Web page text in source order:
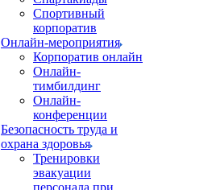
Спортивный
корпоратив
Онлайн-мероприятия
Корпоратив онлайн
Онлайн-
тимбилдинг
Онлайн-
конференции
Безопасность труда и
охрана здоровья
Тренировки
эвакуации
персонала при